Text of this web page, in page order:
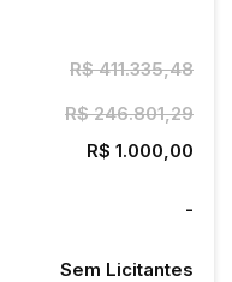
R$ 411.335,48
R$ 246.801,29
R$ 1.000,00
-
Sem Licitantes